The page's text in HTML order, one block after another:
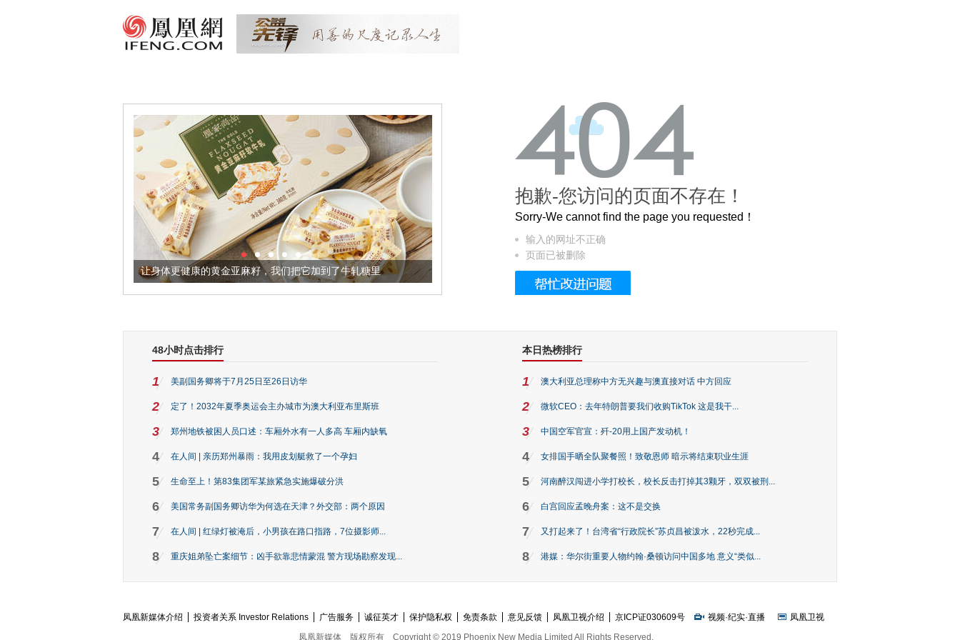
让身体更健康的黄金亚麻籽，我们把它加到了牛轧糖里 被列入佛家七宝的它到底有多美？
抱歉-您访问的页面不存在！
Sorry-We cannot find the page you requested！
输入的网址不正确
页面已被删除
48小时点击排行
1 美副国务卿将于7月25日至26日访华
2 定了！2032年夏季奥运会主办城市为澳大利亚布里斯班
3 郑州地铁被困人员口述：车厢外水有一人多高 车厢内缺氧
4 在人间 | 亲历郑州暴雨：我用皮划艇救了一个孕妇
5 生命至上！第83集团军某旅紧急实施爆破分洪
6 美国常务副国务卿访华为何选在天津？外交部：两个原因
7 在人间 | 红绿灯被淹后，小男孩在路口指路，7位摄影师...
8 重庆姐弟坠亡案细节：凶手欲靠悲情蒙混 警方现场勘察发现...
本日热榜排行
1 澳大利亚总理称中方无兴趣与澳直接对话 中方回应
2 微软CEO：去年特朗普要我们收购TikTok 这是我干...
3 中国空军官宣：歼-20用上国产发动机！
4 女排国手晒全队聚餐照！致敬恩师 暗示将结束职业生涯
5 河南醉汉闯进小学打校长，校长反击打掉其3颗牙，双双被刑...
6 白宫回应孟晚舟案：这不是交换
7 又打起来了！台湾省“行政院长”苏贞昌被泼水，22秒完成...
8 港媒：华尔街重要人物约翰·桑顿访问中国多地 意义“类似...
凤凰新媒体介绍 投资者关系 Investor Relations 广告服务 诚征英才 保护隐私权 免责条款 意见反馈 凤凰卫视介绍 京ICP证030609号 视频·纪实·直播
凤凰卫视
凤凰新媒体
版权所有 Copyright © 2019 Phoenix New Media Limited All Rights Reserved.